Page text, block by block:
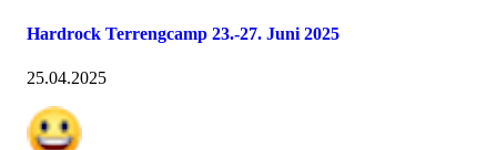
Hardrock Terrengcamp 23.-27. Juni 2025
25.04.2025